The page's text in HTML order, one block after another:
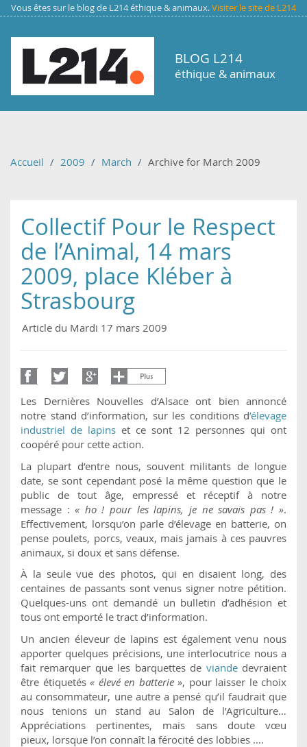
Aller au contenu principal
Vous êtes sur le blog de L214 éthique & animaux.Visiter le site de L214
BLOG L214
éthique & animaux
Accueil 2009 March Archive for March 2009
Collectif Pour le Respect
de l’Animal, 14 mars
2009, place Kléber à
Strasbourg
Article du Mardi 17 mars 2009
Les Dernières Nouvelles d’Alsace ont bien annoncé
notre stand d’information, sur les conditions d’élevage
industriel de lapins et ce sont 12 personnes qui ont
coopéré pour cette action.
La plupart d’entre nous, souvent militants de longue
date, se sont cependant posé la même question que le
public de tout âge, empressé et réceptif à notre
message :« ho ! pour les lapins, je ne savais pas ! ».
Effectivement, lorsqu’on parle d’élevage en batterie, on
pense poulets, porcs, veaux, mais jamais à ces pauvres
animaux, si doux et sans défense.
À la seule vue des photos, qui en disaient long, des
centaines de passants sont venus signer notre pétition.
Quelques-uns ont demandé un bulletin d’adhésion et
tous ont emporté le tract d’information.
Un ancien éleveur de lapins est également venu nous
apporter quelques précisions, une interlocutrice nous a
fait remarquer que les barquettes de viandedevraient
être étiquetés « élevé en batterie », pour laisser le choix
au consommateur, une autre a pensé qu’il faudrait que
nous tenions un stand au Salon de l’Agriculture…
Appréciations pertinentes, mais sans doute vœu
pieux, lorsque l’on connaît la férocité des lobbies ….